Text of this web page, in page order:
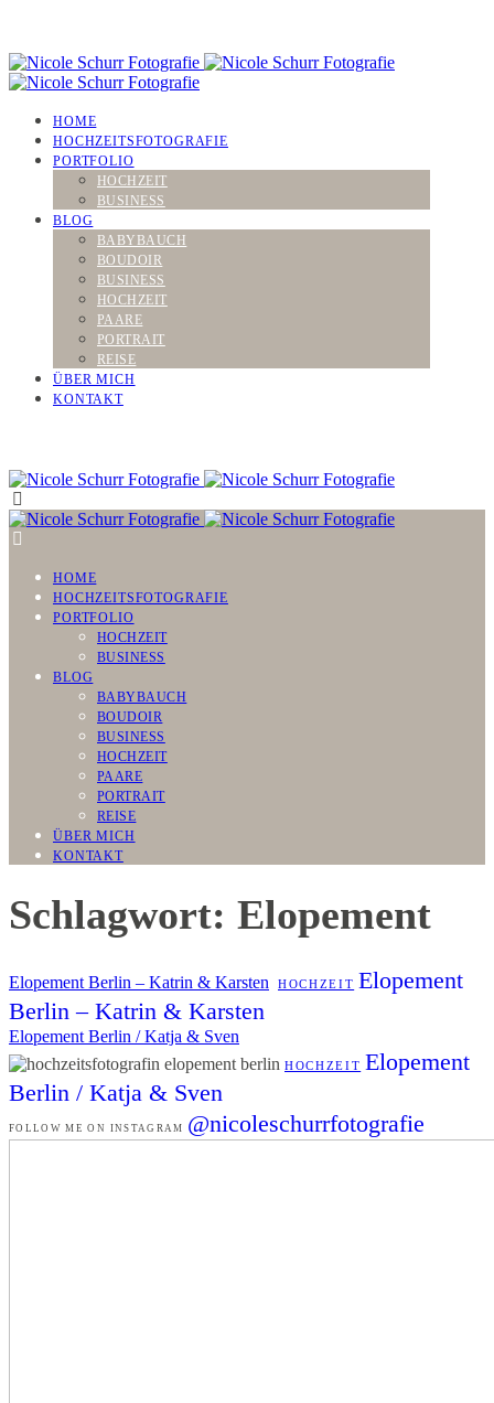
HOME
HOCHZEITSFOTOGRAFIE
PORTFOLIO
HOCHZEIT
BUSINESS
BLOG
BABYBAUCH
BOUDOIR
BUSINESS
HOCHZEIT
PAARE
PORTRAIT
REISE
ÜBER MICH
KONTAKT
HOME
HOCHZEITSFOTOGRAFIE
PORTFOLIO
HOCHZEIT
BUSINESS
BLOG
BABYBAUCH
BOUDOIR
BUSINESS
HOCHZEIT
PAARE
PORTRAIT
REISE
ÜBER MICH
KONTAKT
Schlagwort: Elopement
Elopement Berlin – Katrin & Karsten HOCHZEIT Elopement
Berlin – Katrin & Karsten
Elopement Berlin / Katja & Sven
HOCHZEIT Elopement
Berlin / Katja & Sven
FOLLOW ME ON INSTAGRAM @nicoleschurrfotografie